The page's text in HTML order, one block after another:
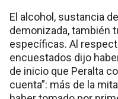
El alcohol, sustancia
demonizada, también
específicas. Al
encuestados dijo
de inicio que Peralta
cuenta”: más de la